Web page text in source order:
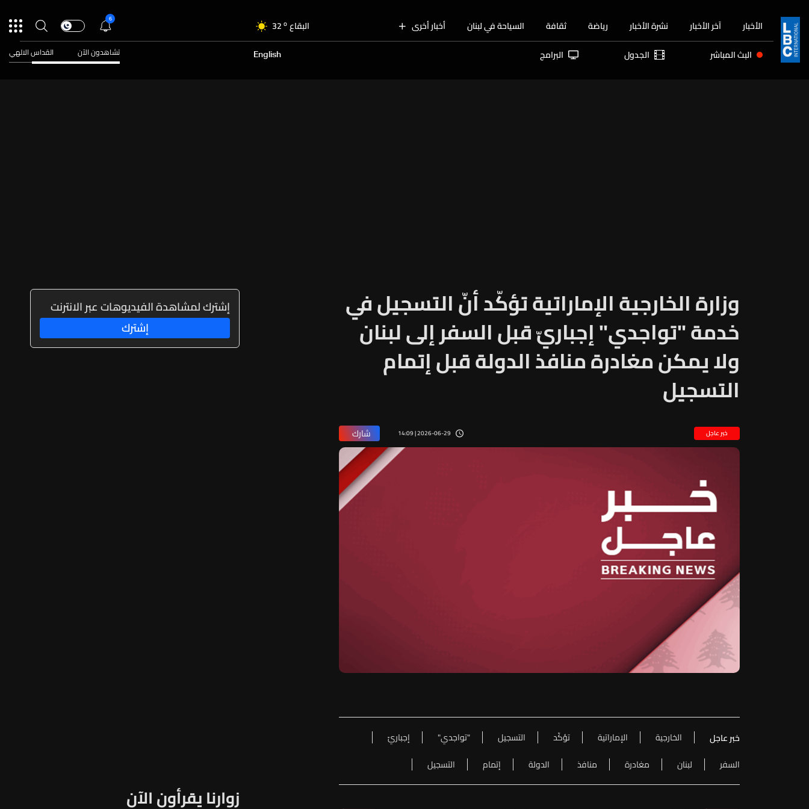
الأخبار آخر الأخبار نشرة الأخبار رياضة ثقافة السياحة في لبنان أخبار أخرى البقاع 32 o
الجنوب 30o
31
6
البث المباشر الجدول البرامج English تشاهدون الآن القداس الالهي
وزارة الخارجية الإماراتية تؤكّد أنّ التسجيل في
خدمة "تواجدي" إجباريّ قبل السفر إلى لبنان
ولا يمكن مغادرة منافذ الدولة قبل إتمام
التسجيل
خبر عاجل 2026-06-29 | 14:09 شارك
خبر عاجل الخارجية الإماراتية تؤكّد التسجيل "تواجدي"
إجباريّ
السفر
لبنان مغادرة منافذ الدولة إتمام التسجيل
إشترك لمشاهدة الفيديوهات عبر الانترنت
إشترك
زوارنا يقرأون الآن